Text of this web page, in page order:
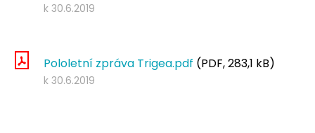
k 30.6.2019
Pololetní zpráva Trigea.pdf (PDF, 283,1 kB)
k 30.6.2019